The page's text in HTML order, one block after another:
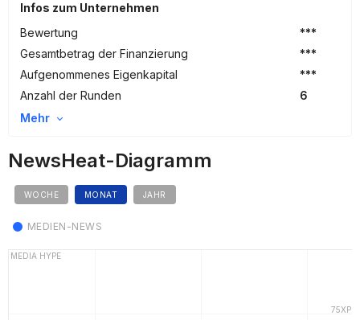
Infos zum Unternehmen
Bewertung
***
Gesamtbetrag der Finanzierung
***
Aufgenommenes Eigenkapital
***
Anzahl der Runden
6
Mehr
NewsHeat-Diagramm
WOCHE MONAT JAHR
MEDIEN-NEWS